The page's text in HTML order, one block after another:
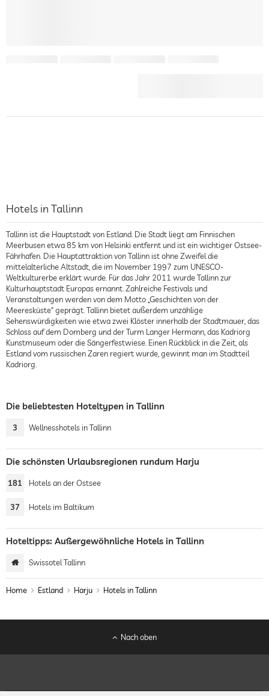
Hotels in Tallinn
Tallinn ist die Hauptstadt von Estland. Die Stadt liegt am Finnischen
Meerbusen etwa 85 km von Helsinki entfernt und ist ein wichtiger Ostsee-
Fährhafen. Die Hauptattraktion von Tallinn ist ohne Zweifel die
mittelalterliche Altstadt, die im November 1997 zum UNESCO-
Weltkulturerbe erklärt wurde. Für das Jahr 2011 wurde Tallinn zur
Kulturhauptstadt Europas ernannt. Zahlreiche Festivals und
Veranstaltungen werden von dem Motto „Geschichten von der
Meeresküste“ geprägt. Tallinn bietet außerdem unzählige
Sehenswürdigkeiten wie etwa zwei Klöster innerhalb der Stadtmauer, das
Schloss auf dem Domberg und der Turm Langer Hermann, das Kadriorg
Kunstmuseum oder die Sängerfestwiese. Einen Rückblick in die Zeit, als
Estland vom russischen Zaren regiert wurde, gewinnt man im Stadtteil
Kadriorg.
Die beliebtesten Hoteltypen in Tallinn
3 Wellnesshotels in Tallinn
Die schönsten Urlaubsregionen rundum Harju
181 Hotels an der Ostsee
37 Hotels im Baltikum
Hoteltipps: Außergewöhnliche Hotels in Tallinn
Swissotel Tallinn
Home Estland Harju Hotels in Tallinn
Nach oben